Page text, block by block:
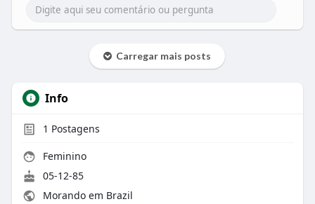
Carregar mais posts
Info
1 Postagens
Feminino
05-12-85
Morando em Brazil